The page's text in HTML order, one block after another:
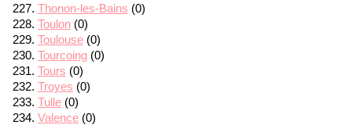
Thonon-les-Bains (0)
Toulon (0)
Toulouse (0)
Tourcoing (0)
Tours (0)
Troyes (0)
Tulle (0)
Valence (0)